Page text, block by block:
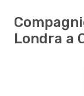
Londra a